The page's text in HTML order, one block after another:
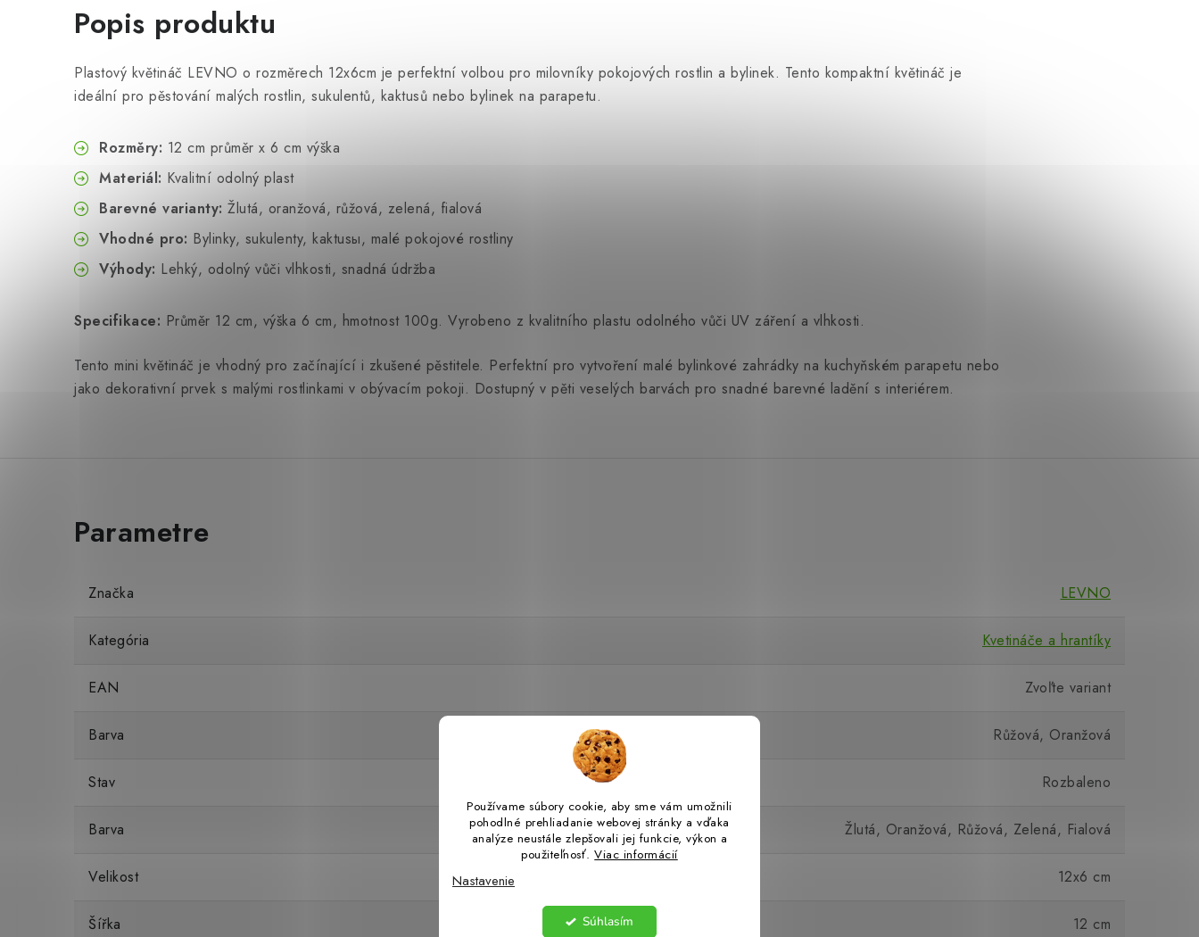
Používame súbory cookie, aby sme vám umožnili
pohodlné prehliadanie webovej stránky a vďaka
analýze neustále zlepšovali jej funkcie, výkon a
použiteľnosť.Viac informácií
Nastavenie
Súhlasím
Popis produktu
Plastový květináč LEVNO o rozměrech 12x6cm je perfektní volbou pro milovníky pokojových rostlin a bylinek. Tento kompaktní květináč je
ideální pro pěstování malých rostlin, sukulentů, kaktusů nebo bylinek na parapetu.
Rozměry: 12 cm průměr x 6 cm výška
Materiál: Kvalitní odolný plast
Barevné varianty: Žlutá, oranžová, růžová, zelená, fialová
Vhodné pro: Bylinky, sukulenty, kaktusы, malé pokojové rostliny
Výhody: Lehký, odolný vůči vlhkosti, snadná údržba
Specifikace: Průměr 12 cm, výška 6 cm, hmotnost 100g. Vyrobeno z kvalitního plastu odolného vůči UV záření a vlhkosti.
Tento mini květináč je vhodný pro začínající i zkušené pěstitele. Perfektní pro vytvoření malé bylinkové zahrádky na kuchyňském parapetu nebo
jako dekorativní prvek s malými rostlinkami v obývacím pokoji. Dostupný v pěti veselých barvách pro snadné barevné ladění s interiérem.
Značka LEVNO
Kategória Kvetináče a hrantíky
EAN Zvoľte variant
Barva Růžová, Oranžová
Stav Rozbaleno
Barva Žlutá, Oranžová, Růžová, Zelená, Fialová
Velikost 12x6 cm
Šířka 12 cm